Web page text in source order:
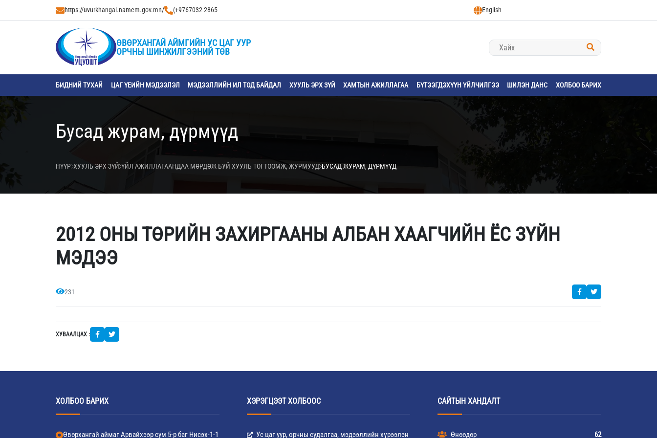
https://uvurkhangai.namem.gov.mn/ (+9767032-2865 English
ӨВӨРХАНГАЙ АЙМГИЙН УС ЦАГ УУР
ОРЧНЫ ШИНЖИЛГЭЭНИЙ ТӨВ
БИДНИЙ ТУХАЙ ЦАГ ҮЕИЙН МЭДЭЭЛЭЛ МЭДЭЭЛЛИЙН ИЛ ТОД БАЙДАЛ ХУУЛЬ ЭРХ ЗҮЙ ХАМТЫН АЖИЛЛАГАА БҮТЭЭГДЭХҮҮН ҮЙЛЧИЛГЭЭ ШИЛЭН ДАНС ХОЛБОО БАРИХ
Бусад журам, дүрмүүд
НҮҮР ХУУЛЬ ЭРХ ЗҮЙ ҮЙЛ АЖИЛЛАГААНДАА МӨРДӨЖ БУЙ ХУУЛЬ ТОГТООМЖ, ЖУРМУУД БУСАД ЖУРАМ, ДҮРМҮҮД
2012 ОНЫ ТӨРИЙН ЗАХИРГААНЫ АЛБАН ХААГЧИЙН ЁС ЗҮЙН
МЭДЭЭ
231
ХУВААЛЦАХ :
ХОЛБОО БАРИХ
Өвөрхангай аймаг Арвайхээр сум 5-р баг Нисэх-1-1
ХЭРЭГЦЭЭТ ХОЛБООС
Ус цаг уур, орчны судалгаа, мэдээллийн хүрээлэн
САЙТЫН ХАНДАЛТ
Өнөөдөр 62